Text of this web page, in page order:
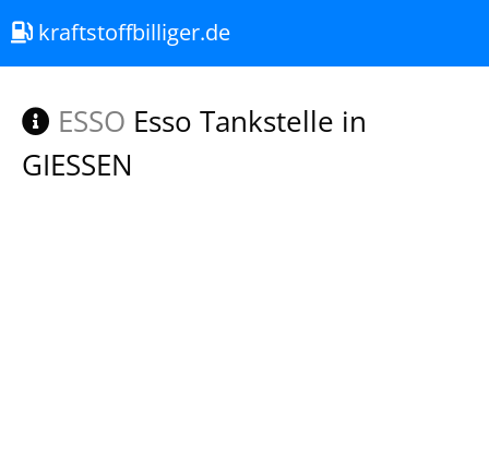
kraftstoffbilliger.de
ESSO Esso Tankstelle in
GIESSEN